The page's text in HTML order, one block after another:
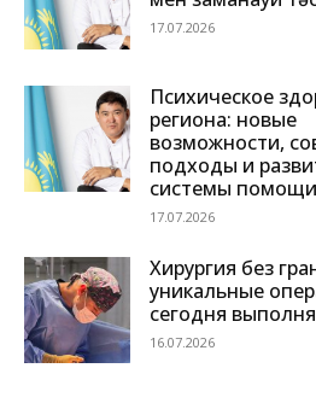
17.07.2026
Психическое
региона: новые
возможности,
подходы и
системы помощи
17.07.2026
Хирургия без
уникальные
сегодня
16.07.2026